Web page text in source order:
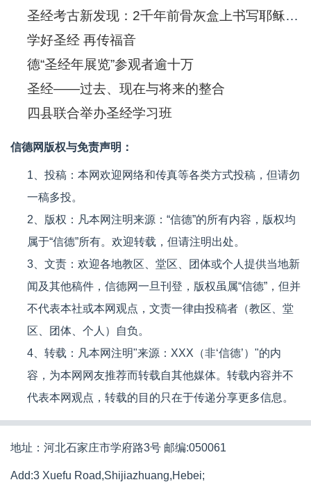
圣经考古新发现：2千年前骨灰盒上书写耶稣(图)
学好圣经 再传福音
德“圣经年展览”参观者逾十万
圣经——过去、现在与将来的整合
四县联合举办圣经学习班
信德网版权与免责声明：
1、投稿：本网欢迎网络和传真等各类方式投稿，但请勿
一稿多投。
2、版权：凡本网注明来源：“信德”的所有内容，版权均
属于“信德”所有。欢迎转载，但请注明出处。
3、文责：欢迎各地教区、堂区、团体或个人提供当地新
闻及其他稿件，信德网一旦刊登，版权虽属“信德”，但并
不代表本社或本网观点，文责一律由投稿者（教区、堂
区、团体、个人）自负。
4、转载：凡本网注明"来源：XXX（非‘信德’）"的内
容，为本网网友推荐而转载自其他媒体。转载内容并不
代表本网观点，转载的目的只在于传递分享更多信息。
地址：河北石家庄市学府路3号 邮编:050061
Add:3 Xuefu Road,Shijiazhuang,Hebei;